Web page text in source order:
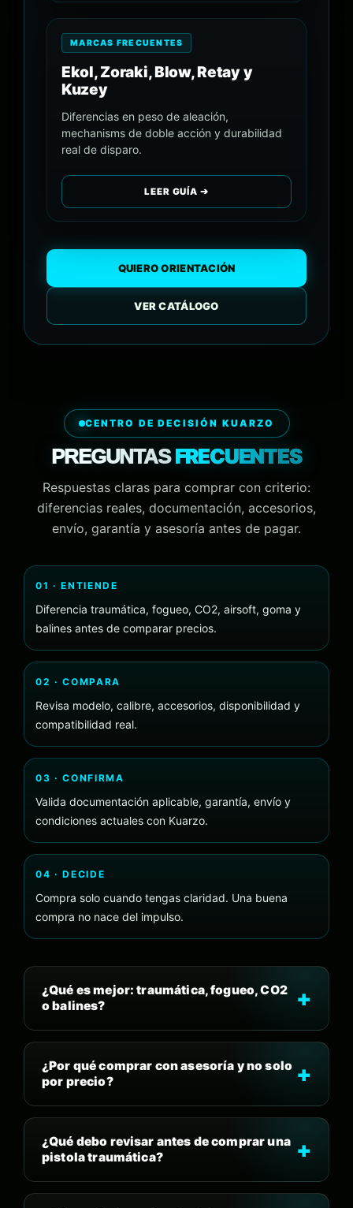
MARCAS FRECUENTES
Ekol, Zoraki, Blow, Retay y
Kuzey
Diferencias en peso de aleación,
mechanisms de doble acción y durabilidad
real de disparo.
LEER GUÍA ➔
QUIERO ORIENTACIÓN
VER CATÁLOGO
CENTRO DE DECISIÓN KUARZO
PREGUNTASFRECUENTES
Respuestas claras para comprar con criterio:
diferencias reales, documentación, accesorios,
envío, garantía y asesoría antes de pagar.
01 · ENTIENDE
Diferencia traumática, fogueo, CO2, airsoft, goma y
balines antes de comparar precios.
02 · COMPARA
Revisa modelo, calibre, accesorios, disponibilidad y
compatibilidad real.
03 · CONFIRMA
Valida documentación aplicable, garantía, envío y
condiciones actuales con Kuarzo.
04 · DECIDE
Compra solo cuando tengas claridad. Una buena
compra no nace del impulso.
¿Qué es mejor: traumática, fogueo, CO2
o balines?
¿Por qué comprar con asesoría y no solo
por precio?
¿Qué debo revisar antes de comprar una
pistola traumática?